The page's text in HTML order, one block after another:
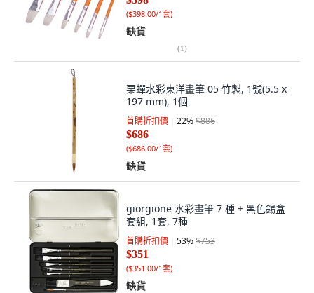
($398.00/1套)
缺貨
(1)
栗蟬水彩東洋畫筆 05 竹製, 1號(5.5 x
197 mm), 1個
首購折扣價 22%$886
$686
($686.00/1套)
缺貨
giorgione 水彩畫筆 7 種 + 黑色錫盒
套組, 1套, 7種
首購折扣價 53%$753
$351
($351.00/1套)
缺貨